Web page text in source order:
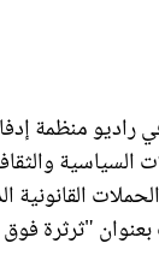
منظمة
السياسية
القانونية
"ثرثرة